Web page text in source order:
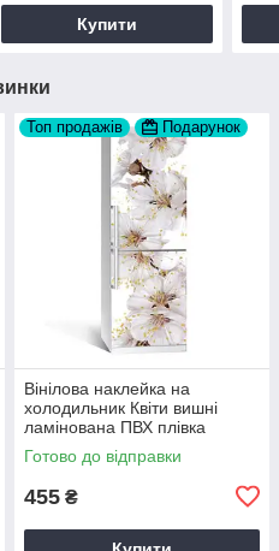
Купити
Топ продажів Подарунок
Вінілова наклейка на
холодильник Квіти вишні
ламінована ПВХ плівка
самоклеюча 60х180 см
Happy Pocket Z180076
Готово до відправки
455 ₴